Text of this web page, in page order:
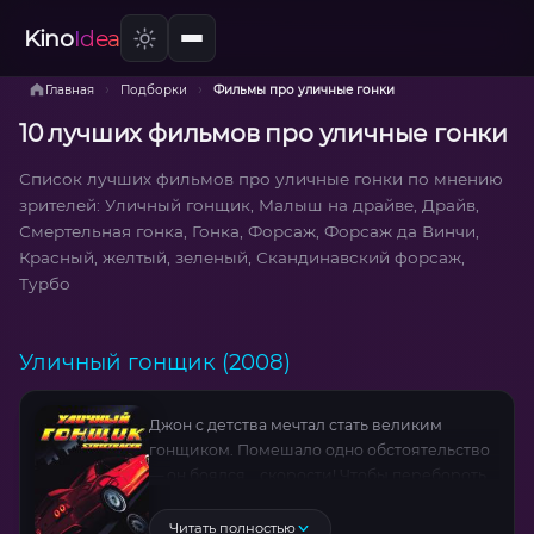
KinoIdea
Главная › Подборки › Фильмы про уличные гонки
10 лучших фильмов про уличные гонки
Список лучших фильмов про уличные гонки по мнению
зрителей: Уличный гонщик, Малыш на драйве, Драйв,
Смертельная гонка, Гонка, Форсаж, Форсаж да Винчи,
Красный, желтый, зеленый, Скандинавский форсаж,
Турбо
Уличный гонщик (2008)
Джон с детства мечтал стать великим
гонщиком. Помешало одно обстоятельство
больших трасс и гонял на огромных
Читать полностью